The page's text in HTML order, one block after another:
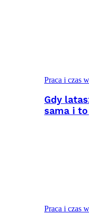
Praca i czas
Gdy
sama i
Praca i czas